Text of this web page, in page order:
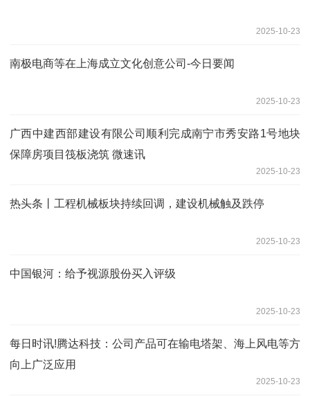
2025-10-23
南极电商等在上海成立文化创意公司-今日要闻
2025-10-23
广西中建西部建设有限公司顺利完成南宁市秀安路1号地块
保障房项目筏板浇筑 微速讯
2025-10-23
热头条丨工程机械板块持续回调，建设机械触及跌停
2025-10-23
中国银河：给予视源股份买入评级
2025-10-23
每日时讯!腾达科技：公司产品可在输电塔架、海上风电等方
向上广泛应用
2025-10-23